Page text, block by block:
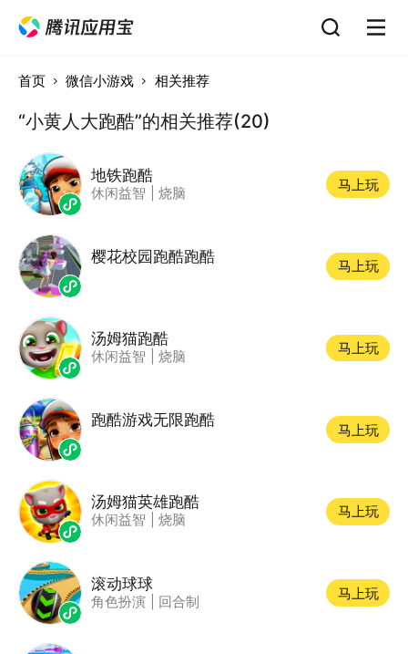
首页 微信小游戏 相关推荐
“小黄人大跑酷”的相关推荐(20)
地铁跑酷
休闲益智 烧脑
马上玩
樱花校园跑酷跑酷
马上玩
汤姆猫跑酷
休闲益智 烧脑
马上玩
跑酷游戏无限跑酷
马上玩
汤姆猫英雄跑酷
休闲益智 烧脑
马上玩
滚动球球
角色扮演 回合制
马上玩